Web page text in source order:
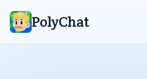
PolyChat